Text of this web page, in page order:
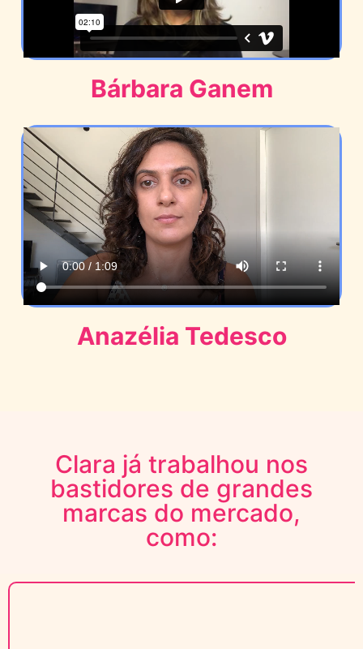
Bárbara Ganem
Anazélia Tedesco
Clara já trabalhou nos
bastidores de grandes
marcas do mercado,
como:​